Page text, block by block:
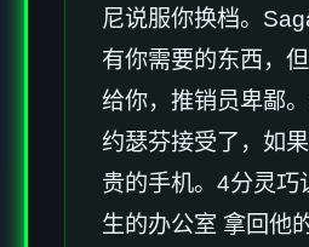
尼说服你换档。
有你需要的东西，
给你，推销员卑鄙
约瑟芬接受了，如
贵的手机。4分灵巧
生的办公室 拿回他